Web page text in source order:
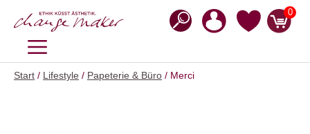
Inhalt
0
MENÜ
Start / Lifestyle / Papeterie & Büro / Merci